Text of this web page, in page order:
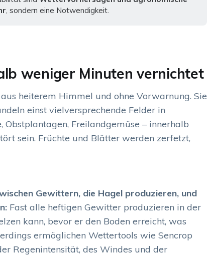
, sondern eine Notwendigkeit.
weniger Minuten vernichtet
heiterem Himmel und ohne Vorwarnung. Sie
einst vielversprechende Felder in
Freilandgemüse – innerhalb
sein. Früchte und Blätter werden zerfetzt,
Gewittern, die Hagel produzieren, und
Fast alle heftigen Gewitter produzieren in der
kann, bevor er den Boden erreicht, was
ermöglichen Wettertools wie Sencrop
Regenintensität, des Windes und der